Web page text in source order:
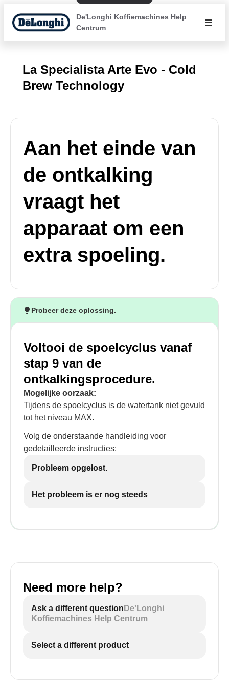
De'Longhi Koffiemachines Help
Centrum
La Specialista Arte Evo - Cold
Brew Technology
Aan het einde van
de ontkalking
vraagt het
apparaat om een
extra spoeling.
Probeer deze oplossing.
Voltooi de spoelcyclus vanaf
stap 9 van de
ontkalkingsprocedure.
Mogelijke oorzaak:
Tijdens de spoelcyclus is de watertank niet gevuld
tot het niveau MAX.
Volg de onderstaande handleiding voor
gedetailleerde instructies:
Probleem opgelost.
Het probleem is er nog steeds
Need more help?
Ask a different question De'Longhi
Koffiemachines Help Centrum
Select a different product